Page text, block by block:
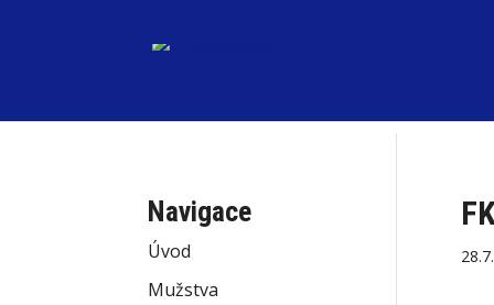
Navigace
Úvod
Mužstva